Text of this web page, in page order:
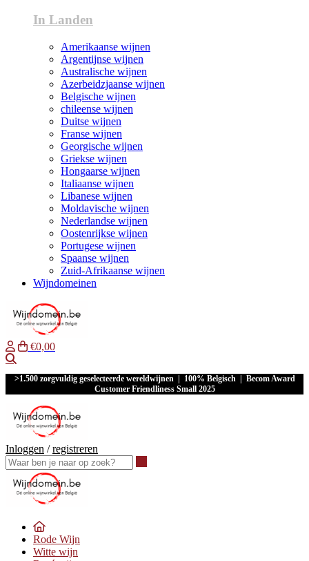
In Landen
Amerikaanse wijnen
Argentijnse wijnen
Australische wijnen
Azerbeidzjaanse wijnen
Belgische wijnen
chileense wijnen
Duitse wijnen
Franse wijnen
Georgische wijnen
Griekse wijnen
Hongaarse wijnen
Italiaanse wijnen
Libanese wijnen
Moldavische wijnen
Nederlandse wijnen
Oostenrijkse wijnen
Portugese wijnen
Spaanse wijnen
Zuid-Afrikaanse wijnen
Wijndomeinen
€0,00
>1.500 zorgvuldig geselecteerde wereldwijnen | 100% Belgisch | Becom Award
Customer Friendliness Small 2025
Inloggen /registreren
Rode Wijn
Witte wijn